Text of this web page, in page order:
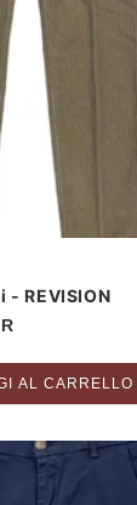
- REVISION
AL CARRELLO